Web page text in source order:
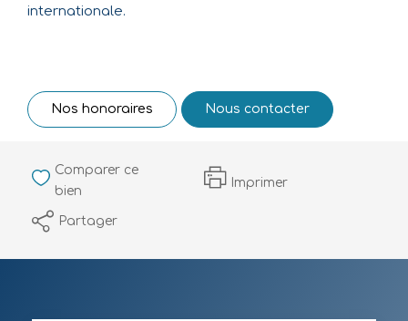
internationale.
Nos honoraires Nous contacter
Comparer ce
bien
Imprimer
Partager